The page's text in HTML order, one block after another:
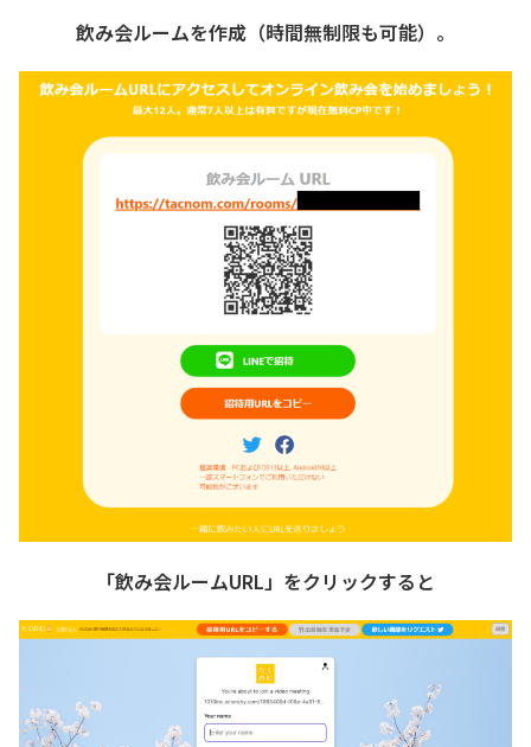
飲み会ルームを作成（時間無制限も可能）。
「飲み会ルームURL」をクリックすると